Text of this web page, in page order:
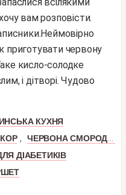
вам розповісти.
приготувати червону
кисло-солодке
і дітворі. Чудово
КУХНЯ
,
ЧЕРВОНА СМОРОДИНА
ДІАБЕТИКІВ